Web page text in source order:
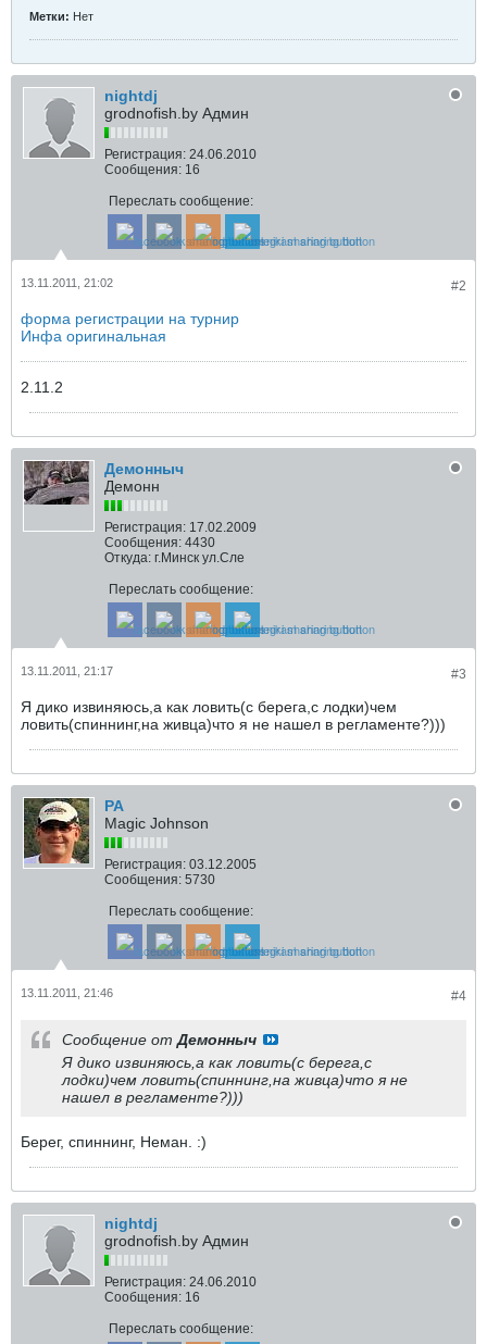
Метки: Нет
nightdj
grodnofish.by Админ
Регистрация: 24.06.2010
Сообщения: 16
Переслать сообщение:
#2
13.11.2011, 21:02
форма регистрации на турнир
Инфа оригинальная
2.11.2
Демонныч
Демонн
Регистрация: 17.02.2009
Сообщения: 4430
Откуда: г.Минск ул.Сле
Переслать сообщение:
#3
13.11.2011, 21:17
Я дико извиняюсь,а как ловить(с берега,с лодки)чем
ловить(спиннинг,на живца)что я не нашел в регламенте?)))
РА
Magic Johnson
Регистрация: 03.12.2005
Сообщения: 5730
Переслать сообщение:
#4
13.11.2011, 21:46
Сообщение отДемонныч
Я дико извиняюсь,а как ловить(с берега,с
лодки)чем ловить(спиннинг,на живца)что я не
нашел в регламенте?)))
Берег, спиннинг, Неман. :)
nightdj
grodnofish.by Админ
Регистрация: 24.06.2010
Сообщения: 16
Переслать сообщение: